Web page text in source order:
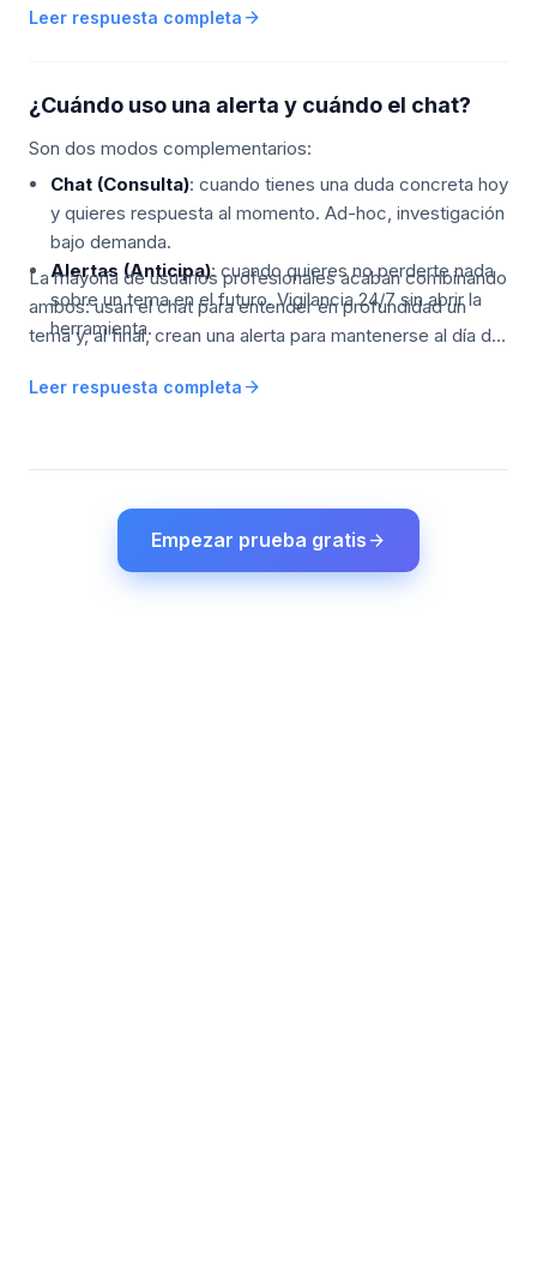
conserva intacto en tu cuenta.
alertas, sin tener que reconfigurarlas.
Leer respuesta completa arrow_forward
¿Cuándo uso una alerta y cuándo el chat?
Son dos modos complementarios:
Chat (Consulta): cuando tienes una duda concreta hoy
y quieres respuesta al momento. Ad-hoc, investigación
bajo demanda.
Alertas (Anticipa): cuando quieres no perderte nada
sobre un tema en el futuro. Vigilancia 24/7 sin abrir la
herramienta.
La mayoría de usuarios profesionales acaban combinando
ambos: usan el chat para entender en profundidad un
tema y, al final, crean una alerta para mantenerse al día de
Leer respuesta completa arrow_forward
Empezar prueba gratis arrow_forward